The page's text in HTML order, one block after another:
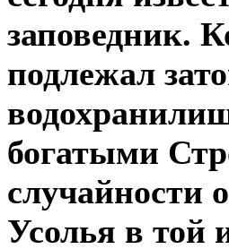
заповедник.
подлежал
богатыми
случайности
Усолья в той